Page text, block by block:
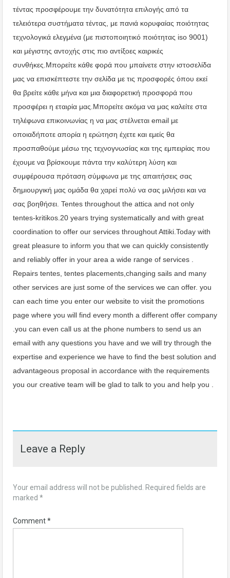
τέντας προσφέρουμε την δυνατότητα επιλογής από τα
τελειότερα συστήματα τέντας, με πανιά κορυφαίας ποιότητας
τεχνολογικά ελεγμένα (με πιστοποιητικό ποιότητας iso 9001)
και μέγιστης αντοχής στις πιο αντίξοες καιρικές
συνθήκες.Μπορείτε κάθε φορά που μπαίνετε στην ιστοσελίδα
μας να επισκέπτεστε την σελίδα με τις προσφορές όπου εκεί
θα βρείτε κάθε μήνα και μια διαφορετική προσφορά που
προσφέρει η εταιρία μας.Μπορείτε ακόμα να μας καλείτε στα
τηλέφωνα επικοινωνίας η να μας στέλνεται email με
οποιαδήποτε απορία η ερώτηση έχετε και εμείς θα
προσπαθούμε μέσω της τεχνογνωσίας και της εμπειρίας που
έχουμε να βρίσκουμε πάντα την καλύτερη λύση και
συμφέρουσα πρόταση σύμφωνα με της απαιτήσεις σας
δημιουργική μας ομάδα θα χαρεί πολύ να σας μιλήσει και να
σας βοηθήσει. Tentes throughout the attica and not only
tentes-kritikos.20 years trying systematically and with great
coordination to offer our services throughout Attiki.Today with
great pleasure to inform you that we can quickly consistently
and reliably offer in your area a wide range of services .
Repairs tentes, tentes placements,changing sails and many
other services are just some of the services we can offer. you
can each time you enter our website to visit the promotions
page where you will find every month a different offer company
.you can even call us at the phone numbers to send us an
email with any questions you have and we will try through the
expertise and experience we have to find the best solution and
advantageous proposal in accordance with the requirements
you our creative team will be glad to talk to you and help you .
Leave a Reply
Your email address will not be published.
Required fields are
marked *
Comment*